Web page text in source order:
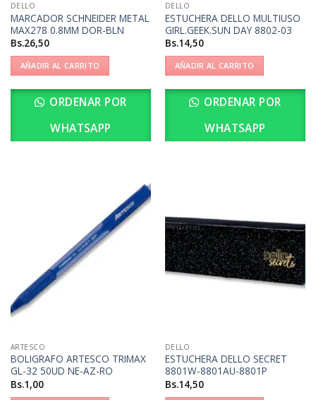
DELLO
MARCADOR SCHNEIDER METAL
MAX278 0.8MM DOR-BLN
Bs.26,50
AÑADIR AL CARRITO
ORDENAR POR
WHATSAPP
DELLO
ESTUCHERA DELLO MULTIUSO
GIRL.GEEK.SUN DAY 8802-03
Bs.14,50
AÑADIR AL CARRITO
ORDENAR POR
WHATSAPP
ARTESCO
BOLIGRAFO ARTESCO TRIMAX
GL-32 50UD NE-AZ-RO
Bs.1,00
DELLO
ESTUCHERA DELLO SECRET
8801W-8801AU-8801P
Bs.14,50